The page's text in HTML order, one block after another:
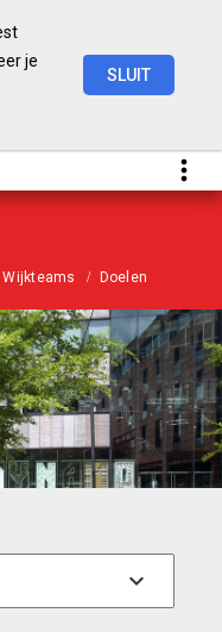
Wijkteams Doelen
je
SLUIT